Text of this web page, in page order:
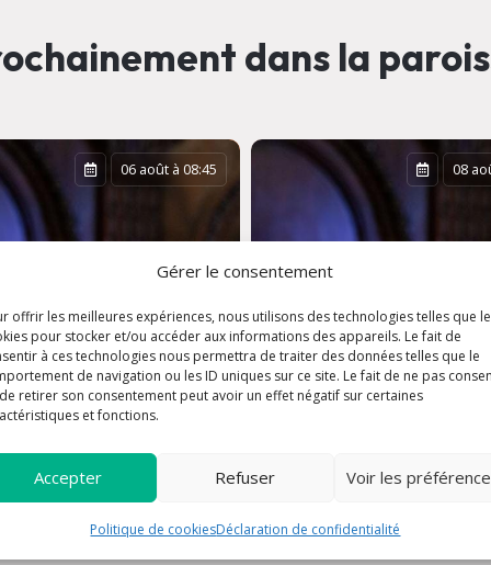
Gérer le consentement
offrir les meilleures expériences, nous utilisons des technologies telles que
pour stocker et/ou accéder aux informations des appareils. Le fait de
à ces technologies nous permettra de traiter des données telles que le
de navigation ou les ID uniques sur ce site. Le fait de ne pas
retirer son consentement peut avoir un effet négatif sur certaines
et fonctions.
Accepter Refuser Voir les
Politique de cookiesDéclaration de confidentialité
dans la
du jour
06 août à 08:45
Messe anticipée du
08